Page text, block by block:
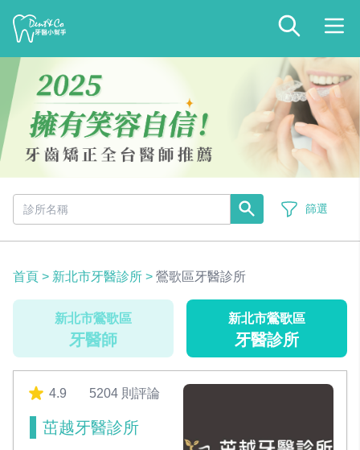
篩選
首頁 > 新北市牙醫診所 > 鶯歌區牙醫診所
新北市鶯歌區
牙醫師
新北市鶯歌區
牙醫診所
4.9 5204 則評論
茁越牙醫診所